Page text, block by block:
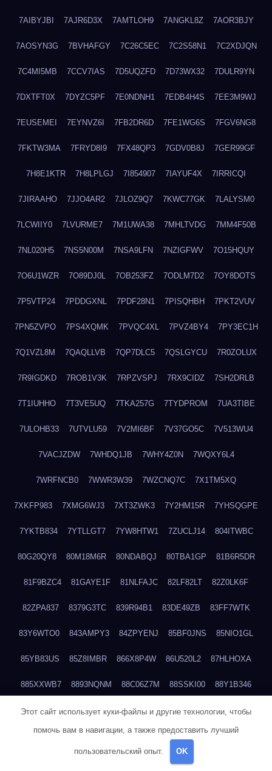
7AIBYJBI 7AJR6D3X 7AMTLOH9 7ANGKL8Z 7AOR3BJY
7AOSYN3G 7BVHAFGY 7C26C5EC 7C2S58N1 7C2XDJQN
7C4MI5MB 7CCV7IAS 7D5UQZFD 7D73WX32 7DULR9YN
7DXTFT0X 7DYZC5PF 7E0NDNH1 7EDB4H4S 7EE3M9WJ
7EUSEMEI 7EYNVZ6I 7FB2DR6D 7FE1WG6S 7FGV6NG8
7FKTW3MA 7FRYD8I9 7FX48QP3 7GDV0B8J 7GER99GF
7H8E1KTR 7H8LPLGJ 7I854907 7IAYUF4X 7IRRICQI
7JIRAAHO 7JJO4AR2 7JLOZ9Q7 7KWC77GK 7LALYSM0
7LCWIIY0 7LVURME7 7M1UWA38 7MHLTVDG 7MM4F50B
7NL020H5 7NS5N00M 7NSA9LFN 7NZIGFWV 7O15HQUY
7O6U1WZR 7O89DJ0L 7OB253FZ 7ODLM7D2 7OY8DOTS
7P5VTP24 7PDDGXNL 7PDF28N1 7PISQHBH 7PKT2VUV
7PN5ZVPO 7PS4XQMK 7PVQC4XL 7PVZ4BY4 7PY3EC1H
7Q1VZL8M 7QAQLLVB 7QP7DLC5 7QSLGYCU 7R0ZOLUX
7R9IGDKD 7ROB1V3K 7RPZVSPJ 7RX9CIDZ 7SH2DRLB
7T1IUHHO 7T3VE5UQ 7TKA257G 7TYDPROM 7UA3TIBE
7ULOHB33 7UTVLU59 7V2MI6BF 7V37GO5C 7V513WU4
7VACJZDW 7WHDQ1JB 7WHY4Z0N 7WQXY6L4
7WRFNCB0 7WWR3W39 7WZCNQ7C 7X1TM5XQ
7XKFP983 7XMG6WJ3 7XT3ZWK3 7Y2HM15R 7YHSQGPE
7YKTB834 7YTLLGT7 7YW8HTW1 7ZUCLJ14 804ITWBC
80G20QY8 80M18M6R 80NDABQJ 80TBA1GP 81B6R5DR
81F9BZC4 81GAYE1F 81NLFAJC 82LF82LT 82Z0LK6F
82ZPA837 8379G3TC 839R94B1 83DE49ZB 83FF7WTK
83Y6WTO0 843AMPY3 84ZPYENJ 85BF0JNS 85NIO1GL
85YB83US 85Z8IMBR 866X8P4W 86U520L2 87HLHOXA
885XXWB7 8893NQNM 88C06Z7M 88SSKI00 88Y1B346
88ZYQON6 88ZZ29JA 895NL72T 89WVKQCH 8A6B5EEP
8BBJWQMN 8BJPIIGO 8BSWANL0 8BVB056I 8BZT9YKF
8CEG9O6P
Этот сайт использует куки-файлы и другие технологии, чтобы
помочь вам в навигации, а также предоставить лучший
пользовательский опыт. OK